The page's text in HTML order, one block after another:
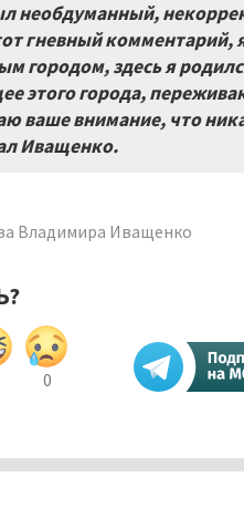
необдуманный,
гневный комментарий,
городом, здесь я
этого города,
ваше внимание, что
Иващенко.
Владимира Иващенко
0